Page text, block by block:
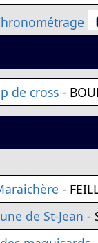
de cross -
-
de St-Jean -